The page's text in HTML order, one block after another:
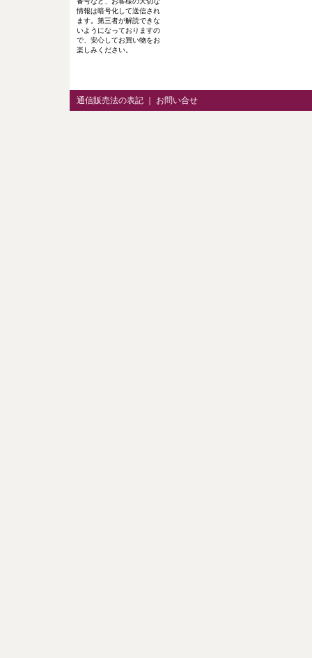
情報は暗号化して送信され
ます。第三者が解読できな
いようになっておりますの
で、安心してお買い物をお
楽しみください。
通信販売法の表記 お問い合せ